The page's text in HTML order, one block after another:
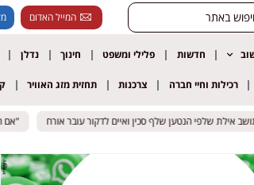
המייל האדום
חדשות פלילי ומשפט חינוך נדלן
רכילות וחיי חברה צרכנות תחזית מזג האוויר
שלפי הנטען שלף סכין ואיים לדקור עובר אורח "אם היה שלפי הנטען שלף סכין ואיים לדקור עובר אורח "אם היה